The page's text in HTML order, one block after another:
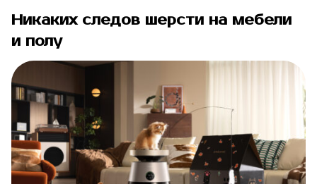
Никаких следов шерсти на мебели
и полу